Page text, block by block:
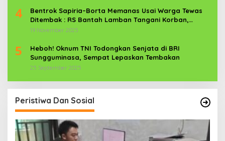
4
Bentrok Sapiria–Borta Memanas Usai Warga Tewas
Ditembak : RS Bantah Lamban Tangani Korban,
Aparat TNI-POLRI Dikerahkan
19 November 2025
5
Heboh! Oknum TNI Todongkan Senjata di BRI
Sungguminasa, Sempat Lepaskan Tembakan
25 September 2025
Peristiwa Dan Sosial